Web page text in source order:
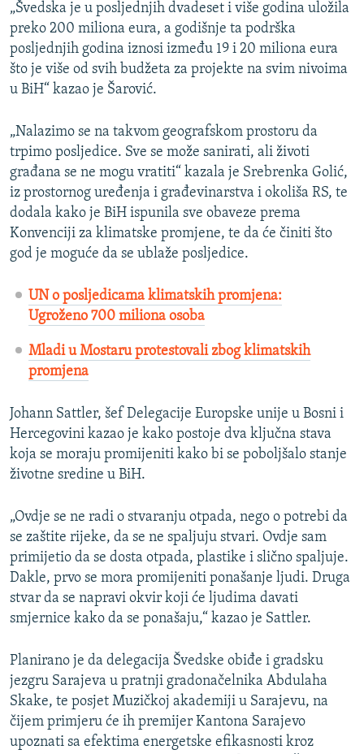
„Švedska je u posljednjih dvadeset i više godina uložila
preko 200 miliona eura, a godišnje ta podrška
posljednjih godina iznosi između 19 i 20 miliona eura
što je više od svih budžeta za projekte na svim nivoima
u BiH“ kazao je Šarović.
„Nalazimo se na takvom geografskom prostoru da
trpimo posljedice. Sve se može sanirati, ali životi
građana se ne mogu vratiti“ kazala je Srebrenka Golić,
iz prostornog uređenja i građevinarstva i okoliša RS, te
dodala kako je BiH ispunila sve obaveze prema
Konvenciji za klimatske promjene, te da će činiti što
god je moguće da se ublaže posljedice.
UN o posljedicama klimatskih promjena:
Ugroženo 700 miliona osoba
Mladi u Mostaru protestovali zbog klimatskih
promjena
Johann Sattler, šef Delegacije Europske unije u Bosni i
Hercegovini kazao je kako postoje dva ključna stava
koja se moraju promijeniti kako bi se poboljšalo stanje
životne sredine u BiH.
„Ovdje se ne radi o stvaranju otpada, nego o potrebi da
se zaštite rijeke, da se ne spaljuju stvari. Ovdje sam
primijetio da se dosta otpada, plastike i slično spaljuje.
Dakle, prvo se mora promijeniti ponašanje ljudi. Druga
stvar da se napravi okvir koji će ljudima davati
smjernice kako da se ponašaju,“ kazao je Sattler.
Planirano je da delegacija Švedske obiđe i gradsku
jezgru Sarajeva u pratnji gradonačelnika Abdulaha
Skake, te posjet Muzičkoj akademiji u Sarajevu, na
čijem primjeru će ih premijer Kantona Sarajevo
upoznati sa efektima energetske efikasnosti kroz